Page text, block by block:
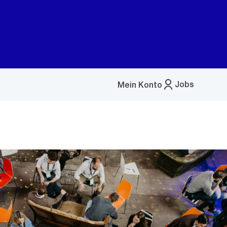
Jobs
Mein Konto
Menü